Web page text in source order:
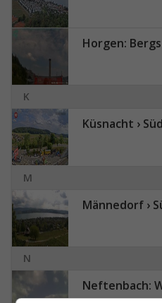
Horgen:
K
Küsnacht ›
M
Männedorf ›
N
Neftenbach: Wettercam